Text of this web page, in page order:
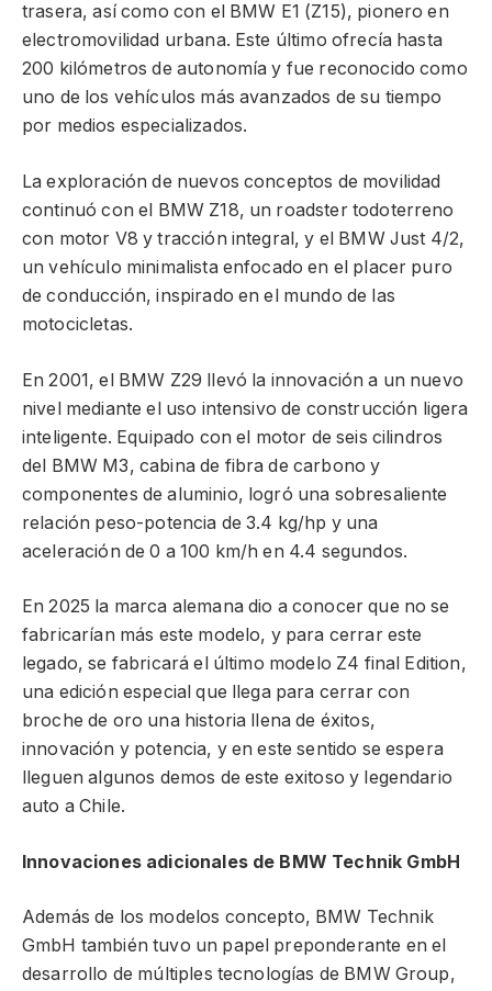
trasera, así como con el BMW E1 (Z15), pionero en
electromovilidad urbana. Este último ofrecía hasta
200 kilómetros de autonomía y fue reconocido como
uno de los vehículos más avanzados de su tiempo
por medios especializados.
La exploración de nuevos conceptos de movilidad
continuó con el BMW Z18, un roadster todoterreno
con motor V8 y tracción integral, y el BMW Just 4/2,
un vehículo minimalista enfocado en el placer puro
de conducción, inspirado en el mundo de las
motocicletas.
En 2001, el BMW Z29 llevó la innovación a un nuevo
nivel mediante el uso intensivo de construcción ligera
inteligente. Equipado con el motor de seis cilindros
del BMW M3, cabina de fibra de carbono y
componentes de aluminio, logró una sobresaliente
relación peso-potencia de 3.4 kg/hp y una
aceleración de 0 a 100 km/h en 4.4 segundos.
En 2025 la marca alemana dio a conocer que no se
fabricarían más este modelo, y para cerrar este
legado, se fabricará el último modelo Z4 final Edition,
una edición especial que llega para cerrar con
broche de oro una historia llena de éxitos,
innovación y potencia, y en este sentido se espera
lleguen algunos demos de este exitoso y legendario
auto a Chile.
Innovaciones adicionales de BMW Technik GmbH
Además de los modelos concepto, BMW Technik
GmbH también tuvo un papel preponderante en el
desarrollo de múltiples tecnologías de BMW Group,